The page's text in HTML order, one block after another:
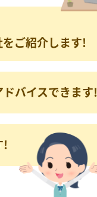
ご紹介します!
バイスできます!
!